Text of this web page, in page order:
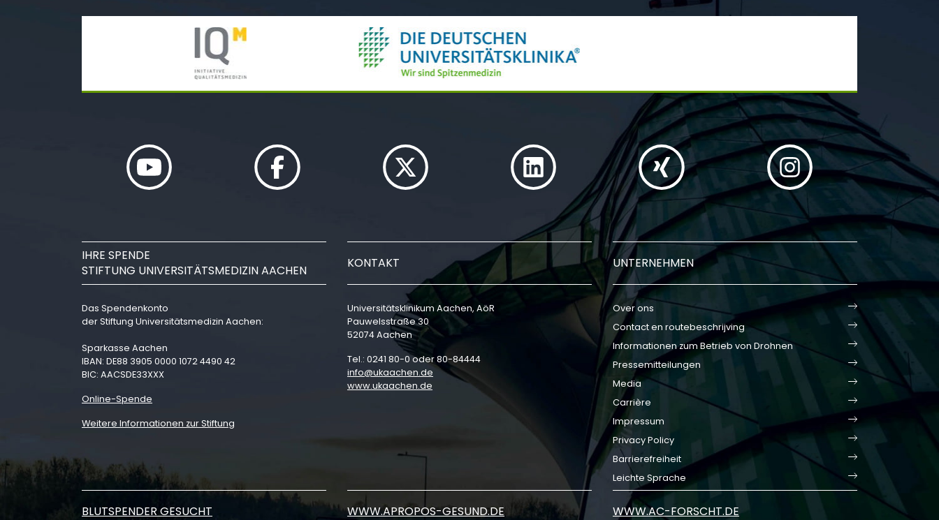
IHRE SPENDE
STIFTUNG UNIVERSITÄTSMEDIZIN AACHEN
Das Spendenkonto
der Stiftung Universitätsmedizin Aachen:
Sparkasse Aachen
IBAN: DE88 3905 0000 1072 4490 42
BIC: AACSDE33XXX
Online-Spende
Weitere Informationen zur Stiftung
KONTAKT
Universitätsklinikum Aachen, AöR
Pauwelsstraße 30
52074 Aachen
Tel.: 0241 80-0 oder 80-84444
info
ukaachen de
www.ukaachen.de
UNTERNEHMEN
Over ons
Contact en routebeschrijving
Informationen zum Betrieb von Drohnen
Pressemitteilungen
Media
Carrière
Impressum
Privacy Policy
Barrierefreiheit
Leichte Sprache
BLUTSPENDER GESUCHT WWW.APROPOS-GESUND.DE WWW.AC-FORSCHT.DE